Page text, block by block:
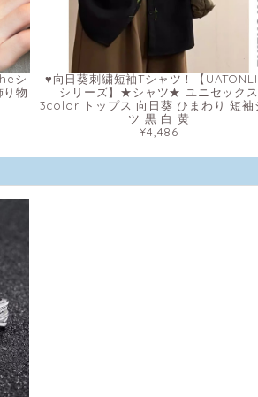
シ
物
♥向日葵刺繍短袖Tシャツ！【
シリーズ】★シャツ★ ユニセックス
3color トップス 向日葵 ひまわり 短袖
ツ 黒 白 黄
¥4,486